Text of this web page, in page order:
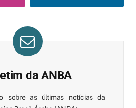
da ANBA
sobre as últimas notícias da